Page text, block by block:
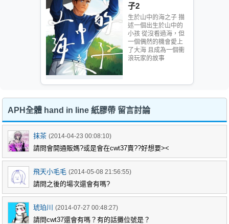
子2
生於山中的海之子 描
述一個出生於山中的
小孩 從沒看過海，但
一個偶然的機會愛上
了大海 且成為一個衝
浪玩家的故事
APH全體 hand in line 紙膠帶 留言討論
抹茶 (2014-04-23 00:08:10)
請問會開通販媽?或是會在cwt37賣??好想要><
飛天小毛毛 (2014-05-08 21:56:55)
請問之後的場次還會有嗎?
琥珀川 (2014-07-27 00:48:27)
請問cwt37還會有嗎？有的話攤位號是？